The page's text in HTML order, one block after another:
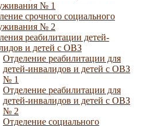
№ 1
срочного социального
№ 2
реабилитации детей-
и детей с ОВЗ
Отделение реабилитации для
детей-инвалидов и детей с ОВЗ
№ 1
Отделение реабилитации для
детей-инвалидов и детей с ОВЗ
№ 2
Отделение социального